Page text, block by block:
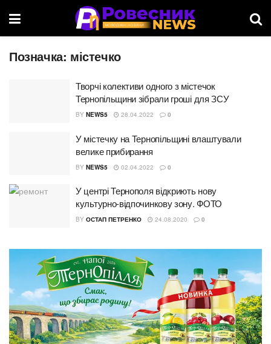
Позначка: містечко
Творчі колективи одного з містечок
Тернопільщини зібрали гроші для ЗСУ
BY NEWS5 28.04.2022 0
У містечку на Тернопільщині влаштували
велике прибирання
BY NEWS5 02.04.2022 0
У центрі Тернополя відкриють нову
культурно-відпочинкову зону. ФОТО
BY ОСТАП ПЕТРЕНКО 24.08.2020 0